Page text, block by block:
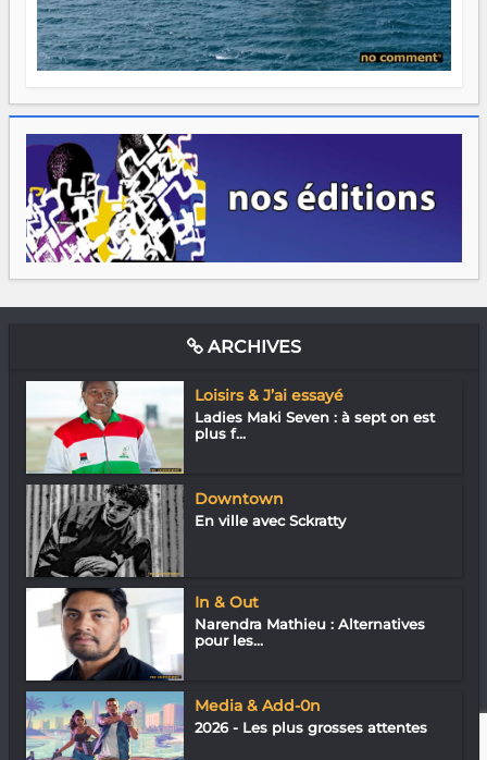
ARCHIVES
Loisirs & J’ai essayé
Ladies Maki Seven : à sept on est
plus f...
Downtown
En ville avec Sckratty
In & Out
Narendra Mathieu : Alternatives
pour les...
Media & Add-0n
2026 - Les plus grosses attentes